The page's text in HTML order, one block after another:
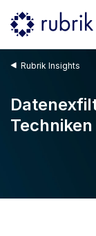
Rubrik Insights
Techniken